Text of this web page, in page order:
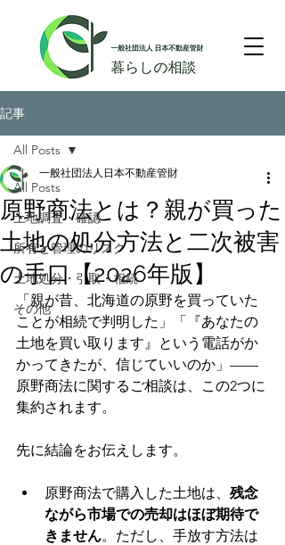
記事
All Posts
土地調査・確認
所有と管理のリスク
土地処分・引取・相続
その他
All Posts
原野商法とは？親が買った
土地の処分方法と二次被害
の手口【2026年版】
一般社団法人日本不動産管財
「親が昔、北海道の原野を買っていた
ことが相続で判明した」「『あなたの
土地を買い取ります』という電話がか
かってきたが、信じていいのか」——
原野商法に関するご相談は、この2つに
集約されます。
先に結論をお伝えします。
原野商法で購入した土地は、 残念
ながら市場での売却はほぼ期待で
きません。ただし、手放す方法は